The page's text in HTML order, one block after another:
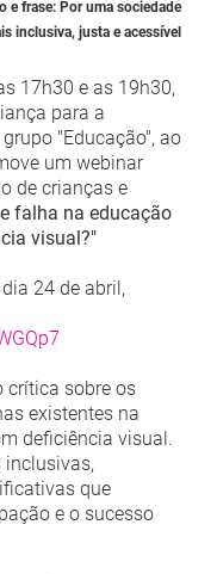
e frase: Por uma sociedade
inclusiva, justa e acessível
17h30 e as 19h30,
para a
"Educação", ao
um webinar
de crianças e
falha na educação
visual?"
24 de abril,
crítica sobre os
existentes na
deficiência visual.
inclusivas,
que
e o sucesso